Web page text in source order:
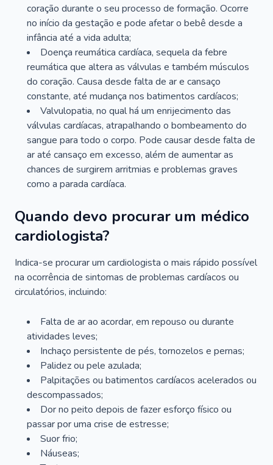
coração durante o seu processo de formação. Ocorre
no início da gestação e pode afetar o bebê desde a
infância até a vida adulta;
Doença reumática cardíaca, sequela da febre
reumática que altera as válvulas e também músculos
do coração. Causa desde falta de ar e cansaço
constante, até mudança nos batimentos cardíacos;
Valvulopatia, no qual há um enrijecimento das
válvulas cardíacas, atrapalhando o bombeamento do
sangue para todo o corpo. Pode causar desde falta de
ar até cansaço em excesso, além de aumentar as
chances de surgirem arritmias e problemas graves
como a parada cardíaca.
Quando devo procurar um médico
cardiologista?
Indica-se procurar um cardiologista o mais rápido possível
na ocorrência de sintomas de problemas cardíacos ou
circulatórios, incluindo:
Falta de ar ao acordar, em repouso ou durante
atividades leves;
Inchaço persistente de pés, tornozelos e pernas;
Palidez ou pele azulada;
Palpitações ou batimentos cardíacos acelerados ou
descompassados;
Dor no peito depois de fazer esforço físico ou
passar por uma crise de estresse;
Suor frio;
Náuseas;